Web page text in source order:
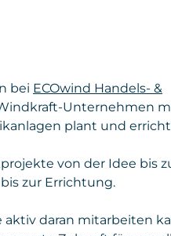
bei ECOwind Handels- &
Unternehmen
plant und
von der Idee bis
zur Errichtung.
aktiv daran mitarbeiten